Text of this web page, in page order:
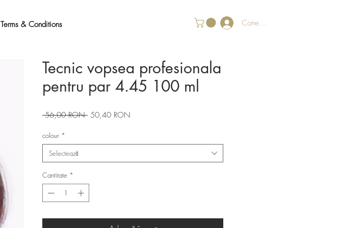
Terms & Conditions Conectează-te
Tecnic vopsea profesionala
pentru par 4.45 100 ml
56,00 RON Preț
50,40 RON
colour *
Selectează
Cantitate *